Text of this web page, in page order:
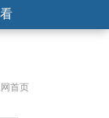
首页